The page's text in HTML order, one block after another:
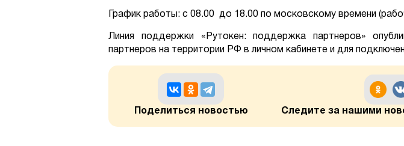
График работы: с 08.00 до 18.00 по московскому времени
Линия поддержки «Рутокен: поддержка партнеров»
партнеров на территории РФ в личном кабинете и для
Поделиться новостью Следите за нашими